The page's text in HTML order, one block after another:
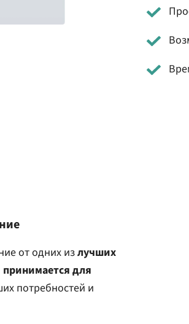
от одних излучших
принимается для
потребностей и